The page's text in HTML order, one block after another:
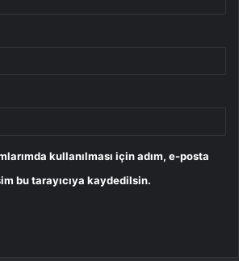
kullanılması için adım, e-posta
bu tarayıcıya kaydedilsin.